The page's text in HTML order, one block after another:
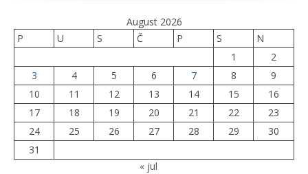
August 2026
P
U S Č P S
N
1
2
3
4 5 6 7 8
9
10
11 12 13 14 15
16
17
18 19 20 21 22
23
24
25 26 27 28 29
30
31
« jul